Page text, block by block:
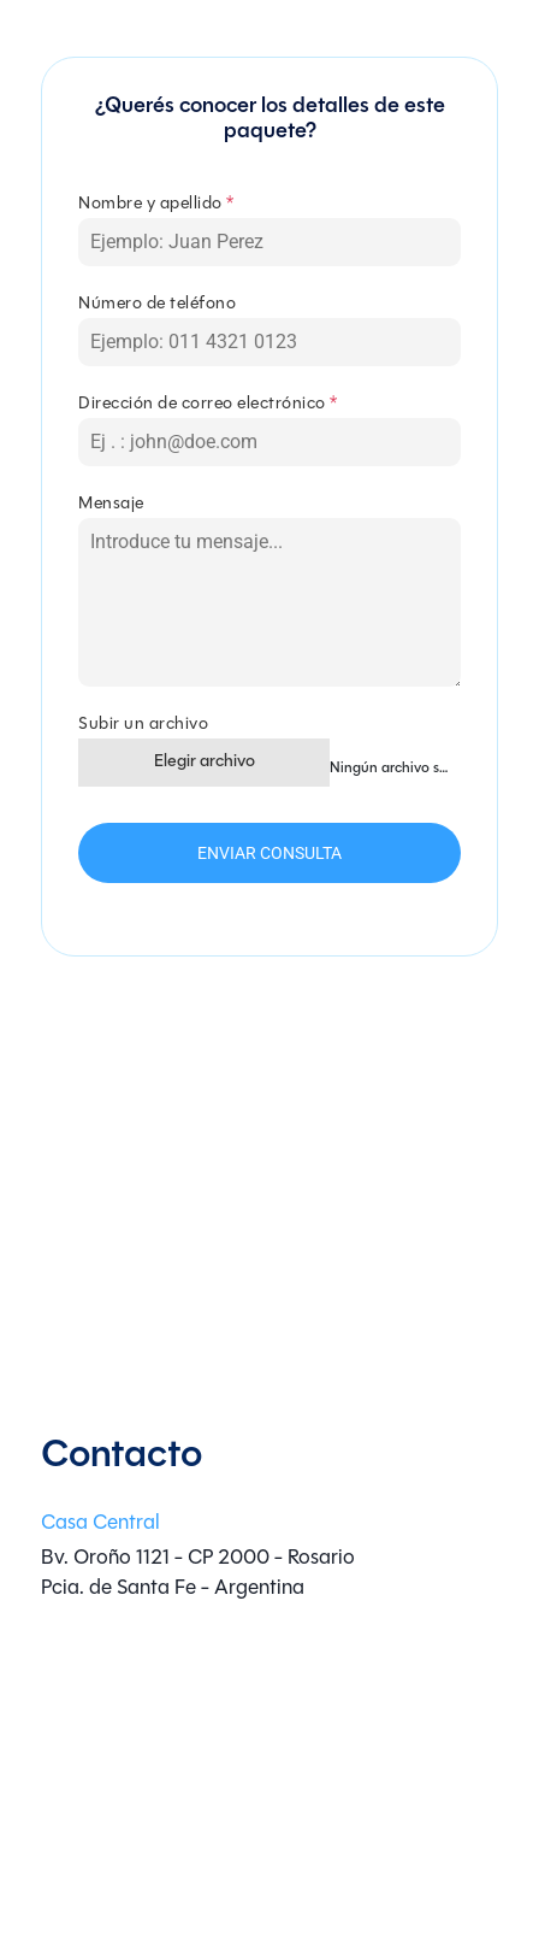
¿Querés conocer los detalles de este
paquete?
Nombre y apellido*
Número de teléfono
Dirección de correo electrónico*
Mensaje
Subir un archivo
Elegir archivo Ningún archivo seleccionado
ENVIAR CONSULTA
Contacto
Casa Central
Bv. Oroño 1121 - CP 2000 - Rosario
Pcia. de Santa Fe - Argentina